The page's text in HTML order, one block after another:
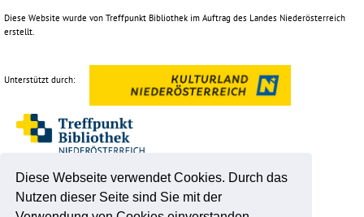
Diese Webseite verwendet Cookies. Durch das
Nutzen dieser Seite sind Sie mit der
Diese Website wurde von Treffpunkt Bibliothek im Auftrag des Landes Niederösterreich
erstellt.
Unterstützt durch: